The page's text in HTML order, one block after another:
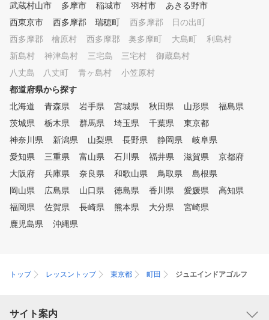
武蔵村山市
多摩市 稲城市 羽村市
あきる野市
西東京市
西多摩郡 瑞穂町
西多摩郡 日の出町
西多摩郡 檜原村
西多摩郡 奥多摩町 大島町
利島村
新島村
神津島村 三宅島 三宅村
御蔵島村
八丈島 八丈町
青ヶ島村
小笠原村
都道府県から探す
北海道
青森県 岩手県 宮城県 秋田県 山形県
福島県
茨城県
栃木県 群馬県 埼玉県 千葉県
東京都
神奈川県
新潟県 山梨県 長野県 静岡県
岐阜県
愛知県
三重県 富山県 石川県 福井県 滋賀県
京都府
大阪府
兵庫県 奈良県 和歌山県 鳥取県
島根県
岡山県
広島県 山口県 徳島県 香川県 愛媛県
高知県
福岡県
佐賀県 長崎県 熊本県 大分県
宮崎県
鹿児島県
沖縄県
トップ レッスントップ 東京都 町田 ジュエインドアゴルフ
サイト案内